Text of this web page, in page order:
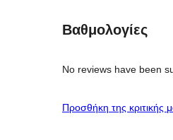
Βαθμολογίες
No reviews have been
Προσθήκη της κριτικής